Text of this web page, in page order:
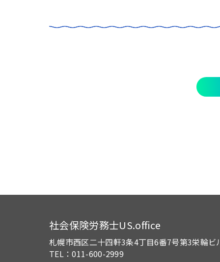
社会保険労務士US.office
札幌市西区二十四軒3条4丁目6番7号第3栄輪ビ
TEL：011-600-2999